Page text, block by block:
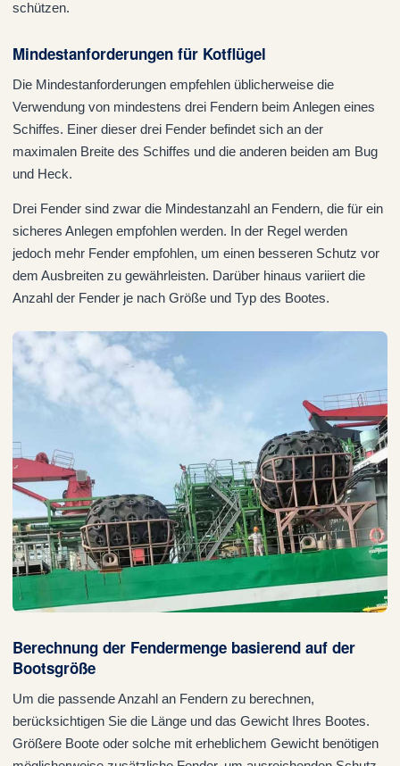
schützen.
Mindestanforderungen für Kotflügel
Die Mindestanforderungen empfehlen üblicherweise die
Verwendung von mindestens drei Fendern beim Anlegen eines
Schiffes. Einer dieser drei Fender befindet sich an der
maximalen Breite des Schiffes und die anderen beiden am Bug
und Heck.
Drei Fender sind zwar die Mindestanzahl an Fendern, die für ein
sicheres Anlegen empfohlen werden. In der Regel werden
jedoch mehr Fender empfohlen, um einen besseren Schutz vor
dem Ausbreiten zu gewährleisten. Darüber hinaus variiert die
Anzahl der Fender je nach Größe und Typ des Bootes.
Berechnung der Fendermenge basierend auf der
Bootsgröße
Um die passende Anzahl an Fendern zu berechnen,
berücksichtigen Sie die Länge und das Gewicht Ihres Bootes.
Größere Boote oder solche mit erheblichem Gewicht benötigen